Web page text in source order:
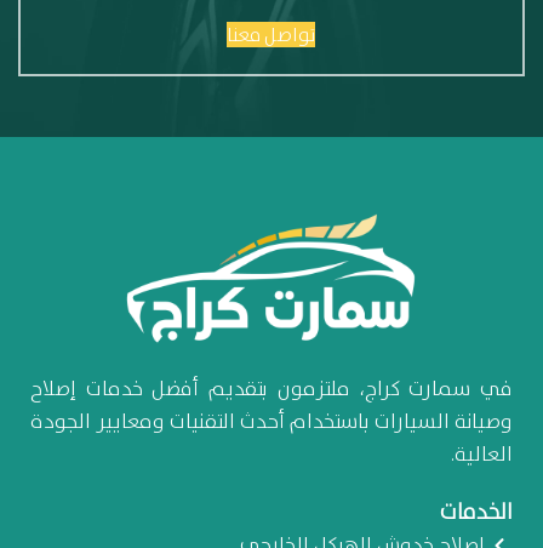
تواصل معنا
في سمارت كراج، ملتزمون بتقديم أفضل خدمات إصلاح
وصيانة السيارات باستخدام أحدث التقنيات ومعايير الجودة
العالية.
الخدمات